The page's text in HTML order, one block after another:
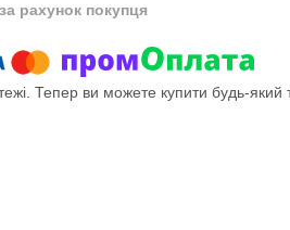
рахунок покупця
Тепер ви можете купити будь-який